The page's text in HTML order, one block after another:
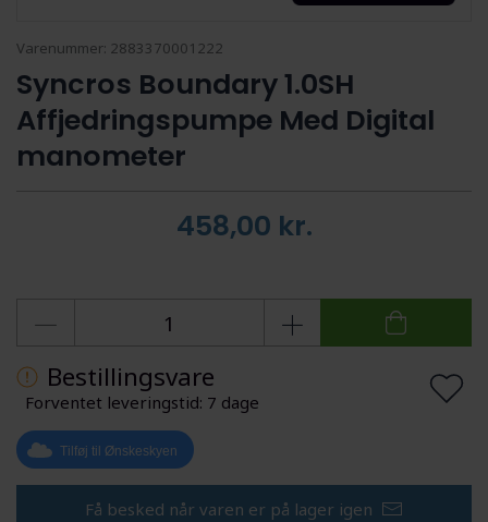
Varenummer: 2883370001222
Syncros Boundary 1.0SH
Affjedringspumpe Med Digital
manometer
458,00 kr.
Bestillingsvare
Forventet leveringstid: 7 dage
Tilføj til Ønskeskyen
Få besked når varen er på lager igen